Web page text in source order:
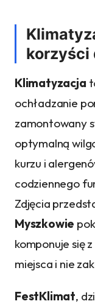
korzyści
Klimatyzacja
ochładzanie
zamontowany
optymalną
kurzu i
codziennego
Zdjęcia
Myszkowie
komponuje się
miejsca i nie
FestKlimat,